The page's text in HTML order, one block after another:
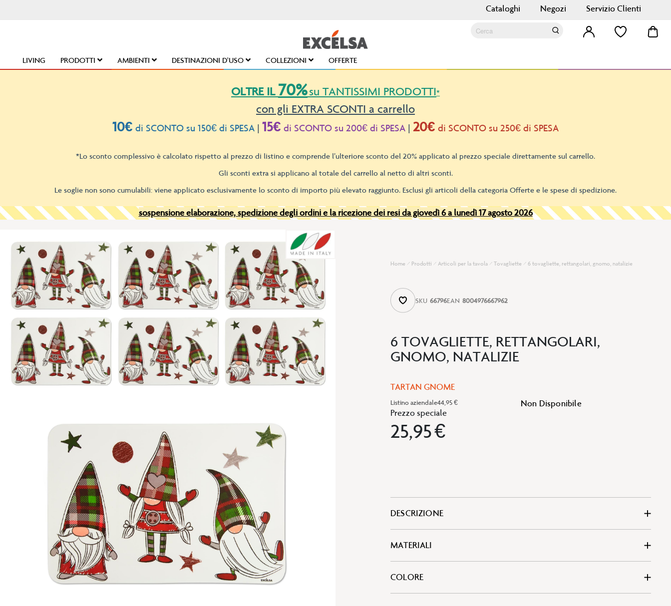
Cataloghi Negozi Servizio Clienti
LIVING PRODOTTI AMBIENTI DESTINAZIONI D'USO COLLEZIONI OFFERTE
OLTRE IL 70%su TANTISSIMI PRODOTTI*
con gli EXTRA SCONTI a carrello
10€ di SCONTO su 150€ di SPESA | 15€ di SCONTO su 200€ di SPESA | 20€ di SCONTO su 250€ di SPESA
*Lo sconto complessivo è calcolato rispetto al prezzo di listino e comprende l’ulteriore sconto del 20% applicato al prezzo speciale direttamente sul carrello.
Gli sconti extra si applicano al totale del carrello al netto di altri sconti.
Le soglie non sono cumulabili: viene applicato esclusivamente lo sconto di importo più elevato raggiunto. Esclusi gli articoli della categoria Offerte e le spese di spedizione.
sospensione elaborazione, spedizione degli ordini e la ricezione dei resi da giovedì 6 a lunedì 17 agosto 2026
6 TOVAGLIETTE, RETTANGOLARI,
GNOMO, NATALIZIE
Home Prodotti Articoli per la tavola Tovagliette 6 tovagliette, rettangolari, gnomo, natalizie
Listino aziendale44,95 €
Prezzo speciale
25,95 €
Non Disponibile
SKU 66796EAN 8004976667962
DESCRIZIONE
MATERIALI
COLORE
TARTAN GNOME